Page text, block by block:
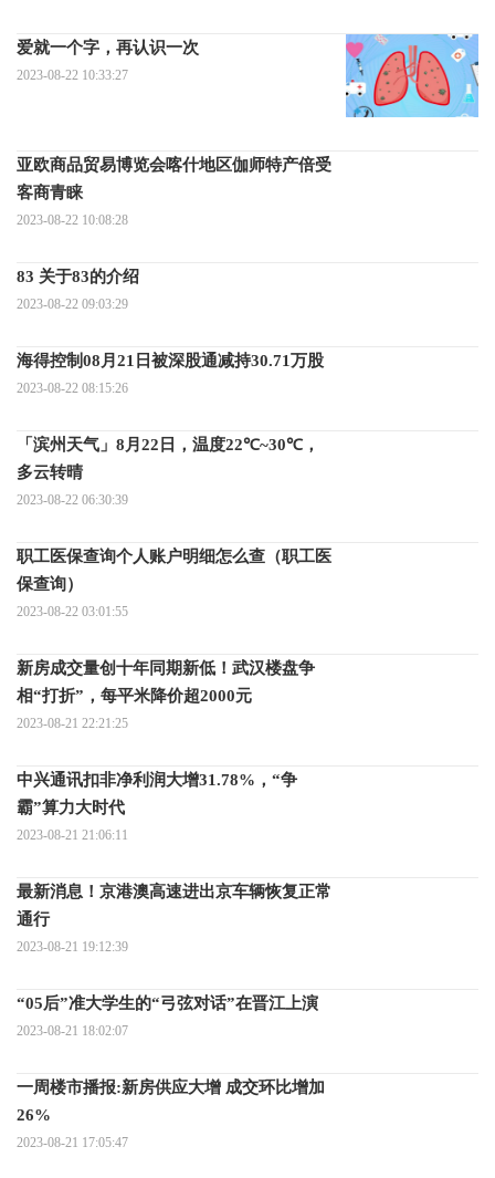
爱就一个字，再认识一次
2023-08-22 10:33:27
亚欧商品贸易博览会喀什地区伽师特产倍受
客商青睐
2023-08-22 10:08:28
83 关于83的介绍
2023-08-22 09:03:29
海得控制08月21日被深股通减持30.71万股
2023-08-22 08:15:26
「滨州天气」8月22日，温度22℃~30℃，
多云转晴
2023-08-22 06:30:39
职工医保查询个人账户明细怎么查（职工医
保查询）
2023-08-22 03:01:55
新房成交量创十年同期新低！武汉楼盘争
相“打折”，每平米降价超2000元
2023-08-21 22:21:25
中兴通讯扣非净利润大增31.78%，“争
霸”算力大时代
2023-08-21 21:06:11
最新消息！京港澳高速进出京车辆恢复正常
通行
2023-08-21 19:12:39
“05后”准大学生的“弓弦对话”在晋江上演
2023-08-21 18:02:07
一周楼市播报:新房供应大增 成交环比增加
26%
2023-08-21 17:05:47